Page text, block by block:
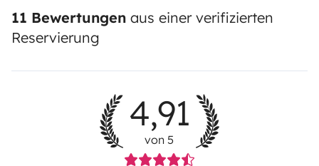
11 Bewertungen aus einer verifizierten
Reservierung
4,91
von 5